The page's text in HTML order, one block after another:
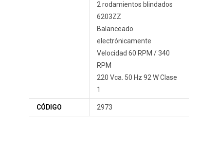
2 rodamientos blindados
6203ZZ
Balanceado
electrónicamente
Velocidad 60 RPM / 340
RPM
220 Vca. 50 Hz 92 W Clase
1
CÓDIGO 2973